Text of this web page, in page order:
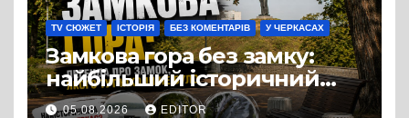
TV СЮЖЕТ ІСТОРІЯ БЕЗ КОМЕНТАРІВ У ЧЕРКАСАХ
Замкова гора без замку:
найбільший історичний
міф Черкас
05.08.2026 EDITOR